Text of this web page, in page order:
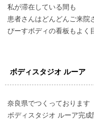
私が滞在している間も
患者さんはどんどんご来院
ぴーすボディの看板もよく
ボディスタジオ ルーア
奈良県でつくっております
ボディスタジオ ルーア完成